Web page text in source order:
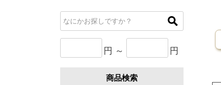
円 ～ 円
商品検索